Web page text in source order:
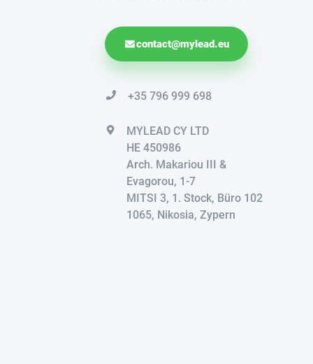
contact@mylead.eu
+35 796 999 698
MYLEAD CY LTD
HE 450986
Arch. Makariou III &
Evagorou, 1-7
MITSI 3, 1. Stock, Büro 102
1065, Nikosia, Zypern